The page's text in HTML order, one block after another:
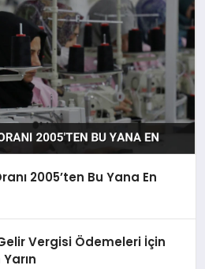
2005’ten Bu Yana En
Vergisi Ödemeleri İçin